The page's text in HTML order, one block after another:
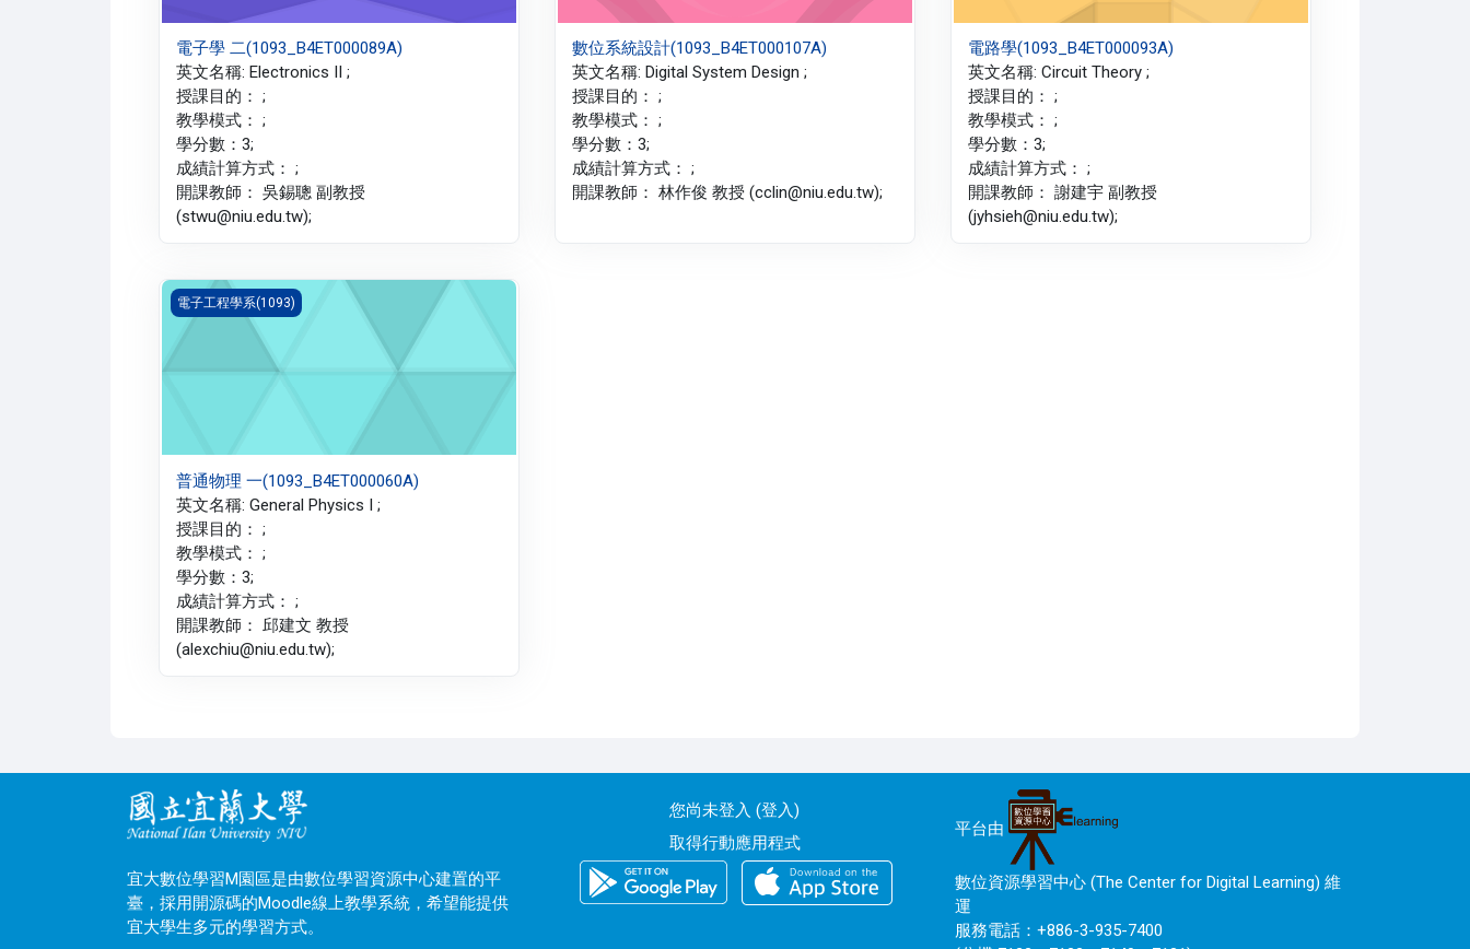
電子學 二(1093_B4ET000089A)
英文名稱: Electronics II ;
授課目的： ;
教學模式： ;
學分數：3;
成績計算方式： ;
開課教師： 吳錫聰 副教授
(stwu@niu.edu.tw);
數位系統設計(1093_B4ET000107A)
英文名稱: Digital System Design ;
授課目的： ;
教學模式： ;
學分數：3;
成績計算方式： ;
開課教師： 林作俊 教授 (cclin@niu.edu.tw);
電路學(1093_B4ET000093A)
英文名稱: Circuit Theory ;
授課目的： ;
教學模式： ;
學分數：3;
成績計算方式： ;
開課教師： 謝建宇 副教授
(jyhsieh@niu.edu.tw);
普通物理 一(1093_B4ET000060A)
電子工程學系(1093)
普通物理 一(1093_B4ET000060A)
英文名稱: General Physics I ;
授課目的： ;
教學模式： ;
學分數：3;
成績計算方式： ;
開課教師： 邱建文 教授
(alexchiu@niu.edu.tw);
宜大數位學習M園區是由數位學習資源中心建置的平
臺，採用開源碼的Moodle線上教學系統，希望能提供
宜大學生多元的學習方式。
您尚未登入 (登入)
取得行動應用程式
平台由
數位資源學習中心 (The Center for Digital Learning) 維
運
服務電話：+886-3-935-7400